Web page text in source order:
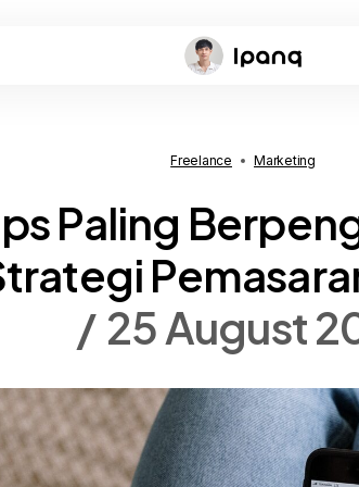
Freelance Marketing
Paling
25 August